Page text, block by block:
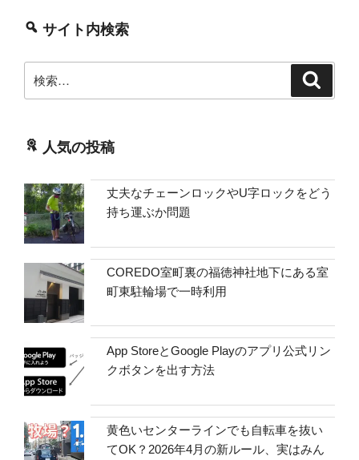
サイト内検索
索:
人気の投稿
丈夫なチェーンロックやU字ロックをどう
持ち運ぶか問題
COREDO室町裏の福徳神社地下にある室
町東駐輪場で一時利用
App StoreとGoogle Playのアプリ公式リン
クボタンを出す方法
黄色いセンターラインでも自転車を抜い
てOK？2026年4月の新ルール、実はみん